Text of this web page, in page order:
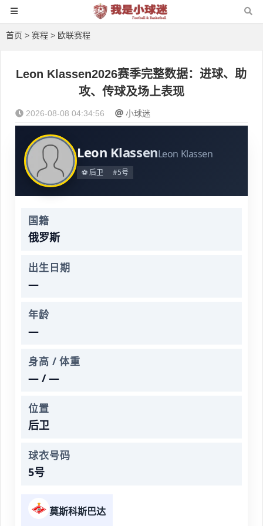
首页 > 赛程 > 欧联赛程
Leon Klassen2026赛季完整数据：进球、助
攻、传球及场上表现
2026-08-08 04:34:56 小球迷
Leon KlassenLeon Klassen
⚽ 后卫 #5号
国籍
俄罗斯
出生日期
—
年龄
—
身高 / 体重
— / —
位置
后卫
球衣号码
5号
莫斯科斯巴达